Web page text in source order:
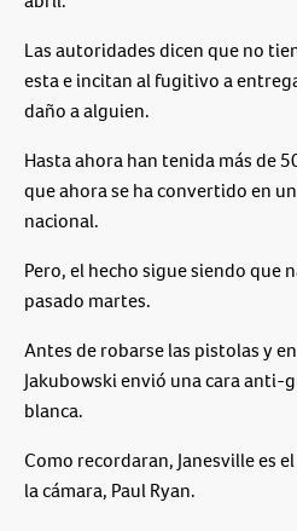
Las autoridades dicen que no
esta e incitan al fugitivo a
daño a alguien.
Hasta ahora han tenida más de
que ahora se ha convertido en
nacional.
Pero, el hecho sigue siendo que
pasado martes.
Antes de robarse las pistolas y
Jakubowski envió una cara anti-
blanca.
Como recordaran, Janesville es
la cámara, Paul Ryan.